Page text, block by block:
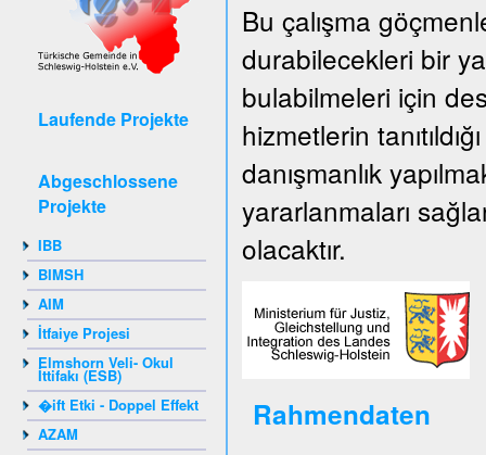
Laufende Projekte
Abgeschlossene
Projekte
IBB
BIMSH
AIM
İtfaiye Projesi
Elmshorn Veli- Okul
İttifakı (ESB)
�ift Etki - Doppel Effekt
AZAM
Bu çalışma
durabilecekleri bir
bulabilmeleri için
hizmetlerin
danışmanlık
yararlanmaları
olacaktır.
Rahmendaten